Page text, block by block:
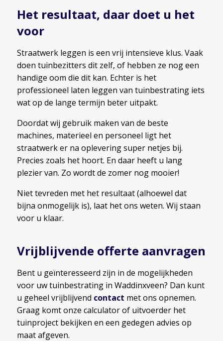
Het resultaat, daar doet u het
voor
Straatwerk leggen is een vrij intensieve klus. Vaak
doen tuinbezitters dit zelf, of hebben ze nog een
handige oom die dit kan. Echter is het
professioneel laten leggen van tuinbestrating iets
wat op de lange termijn beter uitpakt.
Doordat wij gebruik maken van de beste
machines, materieel en personeel ligt het
straatwerk er na oplevering super netjes bij.
Precies zoals het hoort. En daar heeft u lang
plezier van. Zo wordt de zomer nog mooier!
Niet tevreden met het resultaat (alhoewel dat
bijna onmogelijk is), laat het ons weten. Wij staan
voor u klaar.
Vrijblijvende offerte aanvragen
Bent u geïnteresseerd zijn in de mogelijkheden
voor uw tuinbestrating in Waddinxveen? Dan kunt
u geheel vrijblijvend contact met ons opnemen.
Graag komt onze calculator of uitvoerder het
tuinproject bekijken en een gedegen advies op
maat afgeven.